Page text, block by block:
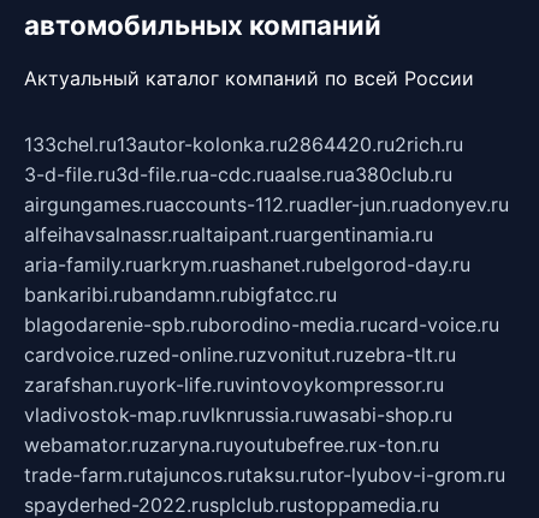
автомобильных компаний
Актуальный каталог компаний по всей России
133chel.ru13autor-kolonka.ru2864420.ru2rich.ru
3-d-file.ru3d-file.rua-cdc.ruaalse.rua380club.ru
airgungames.ruaccounts-112.ruadler-jun.ruadonyev.ru
alfeihavsalnassr.rualtaipant.ruargentinamia.ru
aria-family.ruarkrym.ruashanet.rubelgorod-day.ru
bankaribi.rubandamn.rubigfatcc.ru
blagodarenie-spb.ruborodino-media.rucard-voice.ru
cardvoice.ruzed-online.ruzvonitut.ruzebra-tlt.ru
zarafshan.ruyork-life.ruvintovoykompressor.ru
vladivostok-map.ruvlknrussia.ruwasabi-shop.ru
webamator.ruzaryna.ruyoutubefree.rux-ton.ru
trade-farm.rutajuncos.rutaksu.rutor-lyubov-i-grom.ru
spayderhed-2022.rusplclub.rustoppamedia.ru